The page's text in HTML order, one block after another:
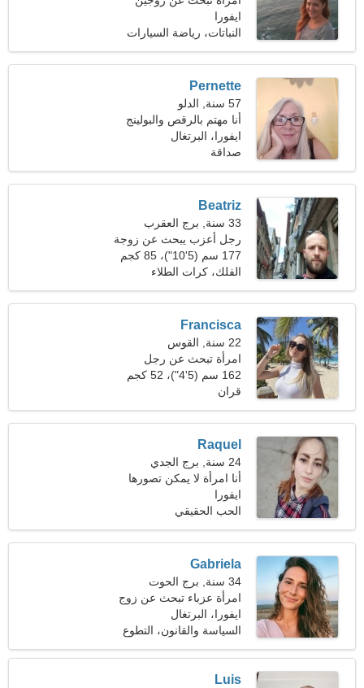
ايفورا
النباتات، رياضة السيارات
Pernette
57 سنة, الدلو
أنا مهتم بالرقص والبولينج
ايفورا، البرتغال
صداقة
Beatriz
33 سنة, برج العقرب
رجل أعزب يبحث عن زوجة
177 سم (5'10")، 85 كجم
(187 رطلا)
الفلك، كرات الطلاء
Francisca
22 سنة, القوس
امرأة تبحث عن رجل
162 سم (5'4")، 52 كجم
(114 رطلا)
قران
Raquel
24 سنة, برج الجدي
أنا امرأة لا يمكن تصورها
ايفورا
الحب الحقيقي
Gabriela
34 سنة, برج الحوت
امرأة عزباء تبحث عن زوج
ايفورا، البرتغال
السياسة والقانون، التطوع
Luis